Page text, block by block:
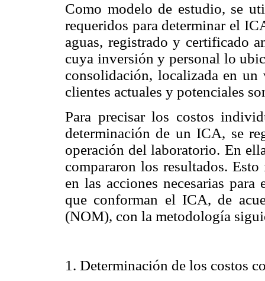
Como modelo de estudio, se
requeridos para determinar el
aguas, registrado y certificado
cuya inversión y personal lo
consolidación, localizada en
clientes actuales y potenciales
Para precisar los costos
determinación de un ICA, se
operación del laboratorio. En
compararon los resultados.
en las acciones necesarias
que conforman el ICA, de
(NOM), con la metodología
1. Determinación de los costos